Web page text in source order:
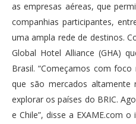
as empresas aéreas, que
companhias participantes,
uma ampla rede de destinos.
Global Hotel Alliance (GHA)
Brasil. “Começamos com
que são mercados altamente
explorar os países do BRIC.
e Chile”, disse a EXAME.com